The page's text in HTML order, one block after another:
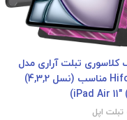
کلاسوری تبلت آراری مدل
Hifolio مناسب (نسل 4,3,2)
iPad Air 11"
اپل